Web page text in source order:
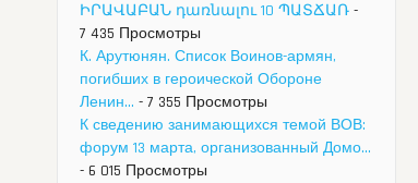
ԻՐԱՎԱԲԱՆ դառնալու 10 ՊԱՏՃԱՌ -
7 435 Просмотры
К. Арутюнян. Список Воинов-армян,
погибших в героической Обороне
Ленин... - 7 355 Просмотры
К сведению занимающихся темой ВОВ:
форум 13 марта, организованный Домо...
- 6 015 Просмотры